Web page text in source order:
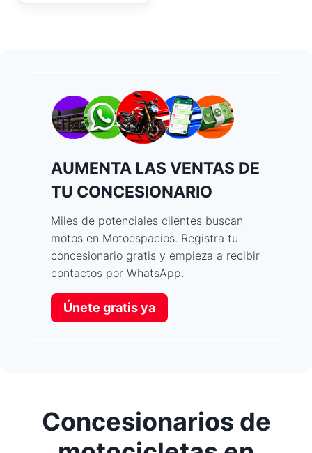
AUMENTA LAS VENTAS DE
TU CONCESIONARIO
Miles de potenciales clientes buscan
motos en Motoespacios. Registra tu
concesionario gratis y empieza a recibir
contactos por WhatsApp.
Únete gratis ya
Concesionarios de